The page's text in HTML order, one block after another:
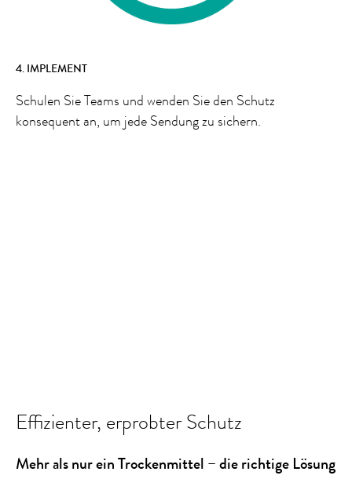
4. IMPLEMENT
Schulen Sie Teams und wenden Sie den Schutz
konsequent an, um jede Sendung zu sichern.
Effizienter, erprobter Schutz
Mehr als nur ein Trockenmittel – die richtige Lösung